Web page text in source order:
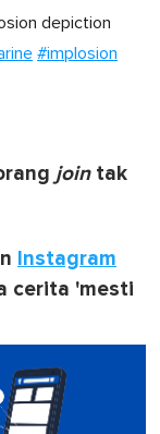
depiction
#implosion
jointak
Instagram
cerita 'mesti